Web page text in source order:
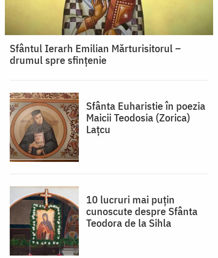
Sfântul Ierarh Emilian Mărturisitorul –
drumul spre sfințenie
Sfânta Euharistie în poezia
Maicii Teodosia (Zorica)
Lațcu
10 lucruri mai puțin
cunoscute despre Sfânta
Teodora de la Sihla